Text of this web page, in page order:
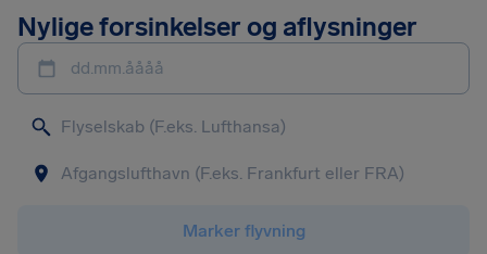
Nylige forsinkelser og aflysninger
dd.mm.åååå
Marker flyvning